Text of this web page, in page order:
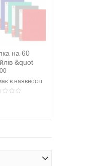
на 60
&quot
,
в наявності